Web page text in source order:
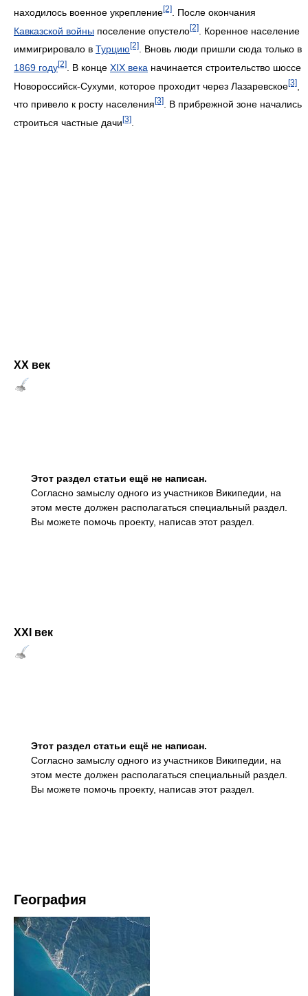
находилось военное укрепление[2]
. После окончания
Кавказской войны поселение опустело[2]
. Коренное население
иммигрировало в Турцию [2]
. Вновь люди пришли сюда только в
1869 году[2] . В конце XIX века начинается строительство шоссе
Новороссийск-Сухуми, которое проходит через Лазаревское[3]
что привело к росту населения [3]
. В прибрежной зоне начались
строиться частные дачи[3]
ХХ век
Этот раздел статьи ещё не написан.
Согласно замыслу одного из участников Википедии, на
этом месте должен располагаться специальный раздел.
Вы можете помочь проекту, написав этот раздел.
ХХI век
Этот раздел статьи ещё не написан.
Согласно замыслу одного из участников Википедии, на
этом месте должен располагаться специальный раздел.
Вы можете помочь проекту, написав этот раздел.
География